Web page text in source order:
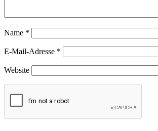
Name *
E-Mail-Adresse *
Website